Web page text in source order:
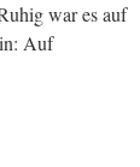
war es auf
Auf